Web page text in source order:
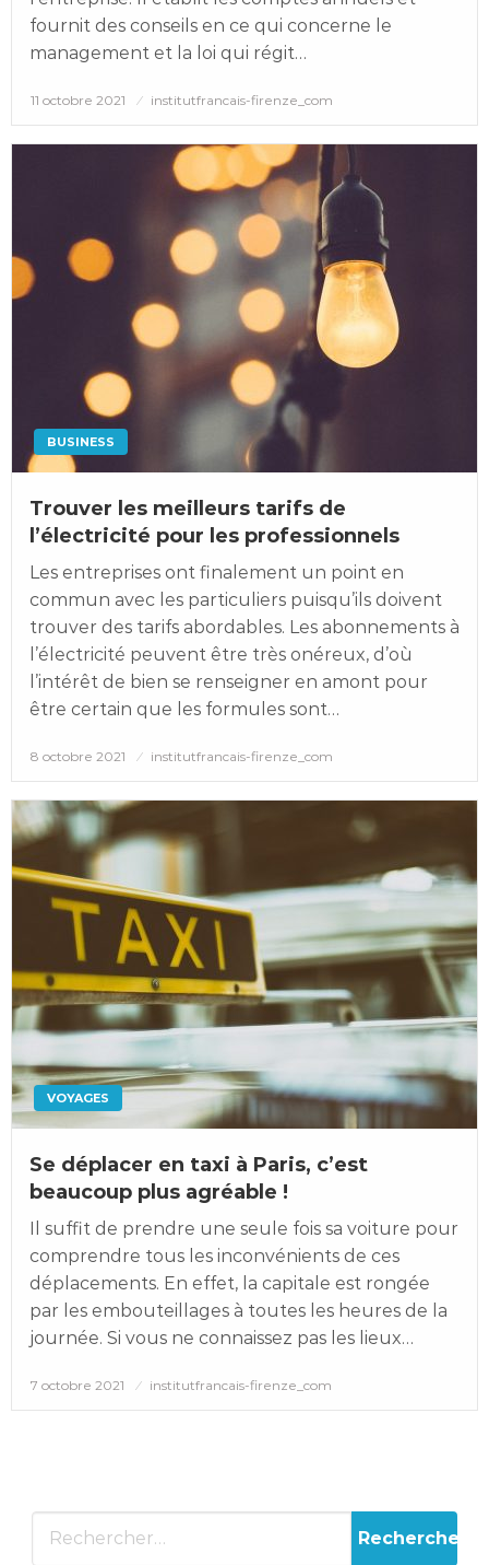
fournit des conseils en ce qui concerne le
management et la loi qui régit…
Posted
11 octobre 2021 institutfrancais-firenze_com
BUSINESS
Trouver les meilleurs tarifs de
l’électricité pour les professionnels
Les entreprises ont finalement un point en
commun avec les particuliers puisqu’ils doivent
trouver des tarifs abordables. Les abonnements à
l’électricité peuvent être très onéreux, d’où
l’intérêt de bien se renseigner en amont pour
être certain que les formules sont…
Posted
8 octobre 2021 institutfrancais-firenze_com
VOYAGES
Se déplacer en taxi à Paris, c’est
beaucoup plus agréable !
Il suffit de prendre une seule fois sa voiture pour
comprendre tous les inconvénients de ces
déplacements. En effet, la capitale est rongée
par les embouteillages à toutes les heures de la
journée. Si vous ne connaissez pas les lieux…
Posted
7 octobre 2021 institutfrancais-firenze_com